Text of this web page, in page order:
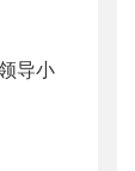
导小